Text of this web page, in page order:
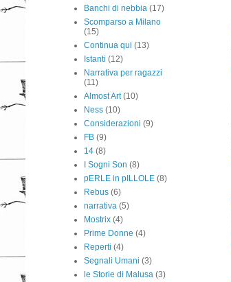
Banchi di nebbia (17)
Scomparso a Milano
(15)
Continua qui (13)
Istanti (12)
Narrativa per ragazzi
(11)
Almost Art (10)
Ness (10)
Considerazioni (9)
FB (9)
14 (8)
I Sogni Son (8)
pERLE in pILLOLE (8)
Rebus (6)
narrativa (5)
Mostrix (4)
Prime Donne (4)
Reperti (4)
Segnali Umani (3)
le Storie di Malusa (3)